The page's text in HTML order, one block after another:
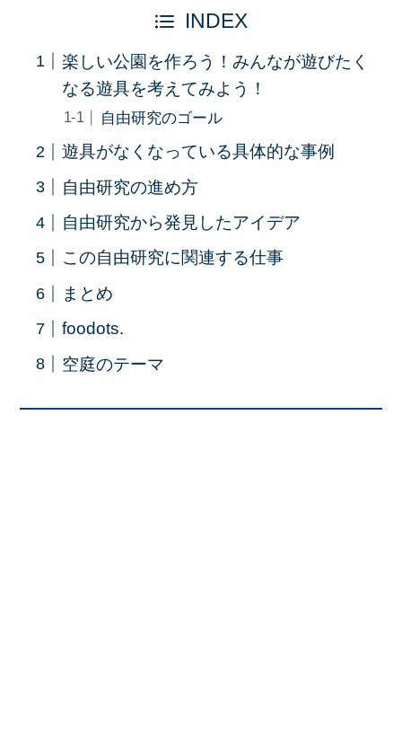
INDEX
楽しい公園を作ろう！みんなが遊びたく
なる遊具を考えてみよう！
自由研究のゴール
遊具がなくなっている具体的な事例
自由研究の進め方
自由研究から発見したアイデア
この自由研究に関連する仕事
まとめ
foodots.
空庭のテーマ